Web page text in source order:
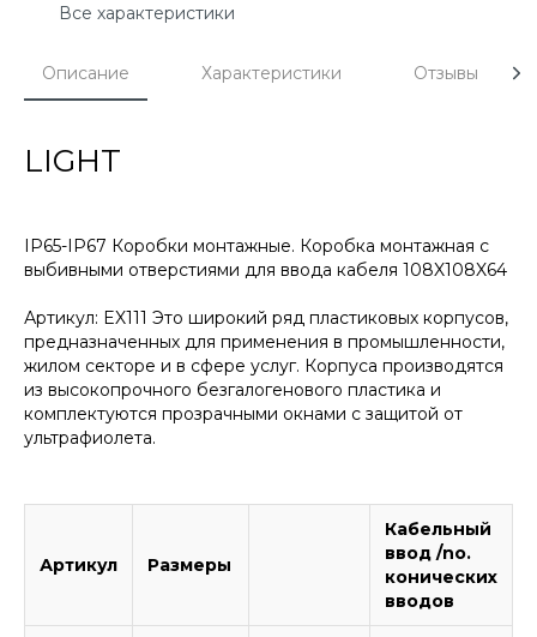
Все характеристики
Описание Характеристики Отзывы
LIGHT
IP65-IP67 Коробки монтажные. Коробка монтажная с
выбивными отверстиями для ввода кабеля 108X108X64
Артикул: EX111 Это широкий ряд пластиковых корпусов,
предназначенных для применения в промышленности,
жилом секторе и в сфере услуг. Корпуса производятся
из высокопрочного безгалогенового пластика и
комплектуются прозрачными окнами с защитой от
ультрафиолета.
Артикул Размеры
Кабельный
ввод /no.
конических
вводов